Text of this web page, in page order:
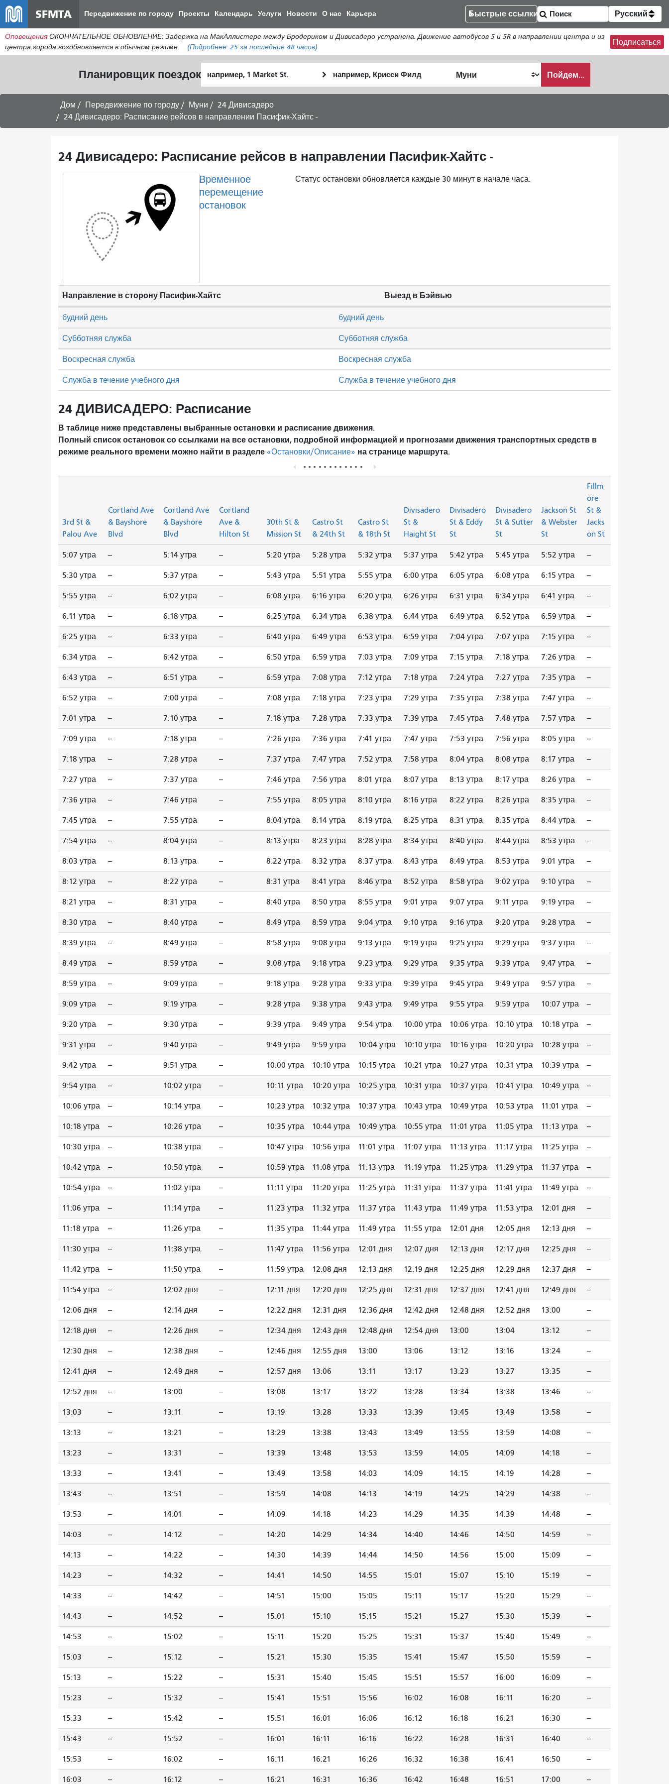
к
общему
содержанию
SFMTA Передвижение по городу Проекты Календарь Услуги Новости О нас Карьера Быстрые ссылки Русский
Оповещения ОКОНЧАТЕЛЬНОЕ ОБНОВЛЕНИЕ: Задержка на МакАллистере между Бродериком и Дивисадеро устранена. Движение автобусов 5 и 5R в направлении центра и из
центра города возобновляется в обычном режиме.
(Подробнее: 25 за последние 48 часов)
Подписаться
Планировщик поездок местоположение
окончания
я
Пойдем...
Дом Передвижение по городу Муни
24 Дивисадеро
24 Дивисадеро: Расписание рейсов в направлении Пасифик-Хайтс -
24 Дивисадеро: Расписание рейсов в направлении Пасифик-Хайтс -
Временное
перемещение
остановок
Статус остановки обновляется каждые 30 минут в начале часа.
Направление в сторону Пасифик-Хайтс Выезд в Бэйвью
Субботняя служба Субботняя служба
Воскресная служба Воскресная служба
будний день будний день
Служба в течение учебного дня Служба в течение учебного дня
24 ДИВИСАДЕРО: Расписание
В таблице ниже представлены выбранные остановки и расписание движения.
Полный список остановок со ссылками на все остановки, подробной информацией и прогнозами движения транспортных средств в
режиме реального времени можно найти в разделе «Остановки/Описание» на странице маршрута.
3rd St &
Palou Ave
Cortland Ave
& Bayshore
Blvd
Cortland Ave
& Bayshore
Blvd
Cortland
Ave &
Hilton St
30th St &
Mission St
Castro St
& 24th St
Castro St
& 18th St
Divisadero
St &
Haight St
Divisadero
St & Eddy
St
Divisadero
St & Sutter
St
Jackson St
& Webster
St
Fillm
ore
St &
Jacks
on St
5:07 утра -- 5:14 утра -- 5:20 утра 5:28 утра 5:32 утра 5:37 утра 5:42 утра 5:45 утра 5:52 утра --
5:30 утра -- 5:37 утра -- 5:43 утра 5:51 утра 5:55 утра 6:00 утра 6:05 утра 6:08 утра 6:15 утра --
5:55 утра -- 6:02 утра -- 6:08 утра 6:16 утра 6:20 утра 6:26 утра 6:31 утра 6:34 утра 6:41 утра --
6:11 утра -- 6:18 утра -- 6:25 утра 6:34 утра 6:38 утра 6:44 утра 6:49 утра 6:52 утра 6:59 утра --
6:25 утра -- 6:33 утра -- 6:40 утра 6:49 утра 6:53 утра 6:59 утра 7:04 утра 7:07 утра 7:15 утра --
6:34 утра -- 6:42 утра -- 6:50 утра 6:59 утра 7:03 утра 7:09 утра 7:15 утра 7:18 утра 7:26 утра --
6:43 утра -- 6:51 утра -- 6:59 утра 7:08 утра 7:12 утра 7:18 утра 7:24 утра 7:27 утра 7:35 утра --
6:52 утра -- 7:00 утра -- 7:08 утра 7:18 утра 7:23 утра 7:29 утра 7:35 утра 7:38 утра 7:47 утра --
7:01 утра -- 7:10 утра -- 7:18 утра 7:28 утра 7:33 утра 7:39 утра 7:45 утра 7:48 утра 7:57 утра --
7:09 утра -- 7:18 утра -- 7:26 утра 7:36 утра 7:41 утра 7:47 утра 7:53 утра 7:56 утра 8:05 утра --
7:18 утра -- 7:28 утра -- 7:37 утра 7:47 утра 7:52 утра 7:58 утра 8:04 утра 8:08 утра 8:17 утра --
7:27 утра -- 7:37 утра -- 7:46 утра 7:56 утра 8:01 утра 8:07 утра 8:13 утра 8:17 утра 8:26 утра --
7:36 утра -- 7:46 утра -- 7:55 утра 8:05 утра 8:10 утра 8:16 утра 8:22 утра 8:26 утра 8:35 утра --
7:45 утра -- 7:55 утра -- 8:04 утра 8:14 утра 8:19 утра 8:25 утра 8:31 утра 8:35 утра 8:44 утра --
7:54 утра -- 8:04 утра -- 8:13 утра 8:23 утра 8:28 утра 8:34 утра 8:40 утра 8:44 утра 8:53 утра --
8:03 утра -- 8:13 утра -- 8:22 утра 8:32 утра 8:37 утра 8:43 утра 8:49 утра 8:53 утра 9:01 утра --
8:12 утра -- 8:22 утра -- 8:31 утра 8:41 утра 8:46 утра 8:52 утра 8:58 утра 9:02 утра 9:10 утра --
8:21 утра -- 8:31 утра -- 8:40 утра 8:50 утра 8:55 утра 9:01 утра 9:07 утра 9:11 утра 9:19 утра --
8:30 утра -- 8:40 утра -- 8:49 утра 8:59 утра 9:04 утра 9:10 утра 9:16 утра 9:20 утра 9:28 утра --
8:39 утра -- 8:49 утра -- 8:58 утра 9:08 утра 9:13 утра 9:19 утра 9:25 утра 9:29 утра 9:37 утра --
8:49 утра -- 8:59 утра -- 9:08 утра 9:18 утра 9:23 утра 9:29 утра 9:35 утра 9:39 утра 9:47 утра --
8:59 утра -- 9:09 утра -- 9:18 утра 9:28 утра 9:33 утра 9:39 утра 9:45 утра 9:49 утра 9:57 утра --
9:09 утра -- 9:19 утра -- 9:28 утра 9:38 утра 9:43 утра 9:49 утра 9:55 утра 9:59 утра 10:07 утра --
9:20 утра -- 9:30 утра -- 9:39 утра 9:49 утра 9:54 утра 10:00 утра 10:06 утра 10:10 утра 10:18 утра --
9:31 утра -- 9:40 утра -- 9:49 утра 9:59 утра 10:04 утра 10:10 утра 10:16 утра 10:20 утра 10:28 утра --
9:42 утра -- 9:51 утра -- 10:00 утра 10:10 утра 10:15 утра 10:21 утра 10:27 утра 10:31 утра 10:39 утра --
9:54 утра -- 10:02 утра -- 10:11 утра 10:20 утра 10:25 утра 10:31 утра 10:37 утра 10:41 утра 10:49 утра --
10:06 утра -- 10:14 утра -- 10:23 утра 10:32 утра 10:37 утра 10:43 утра 10:49 утра 10:53 утра 11:01 утра --
10:18 утра -- 10:26 утра -- 10:35 утра 10:44 утра 10:49 утра 10:55 утра 11:01 утра 11:05 утра 11:13 утра --
10:30 утра -- 10:38 утра -- 10:47 утра 10:56 утра 11:01 утра 11:07 утра 11:13 утра 11:17 утра 11:25 утра --
10:42 утра -- 10:50 утра -- 10:59 утра 11:08 утра 11:13 утра 11:19 утра 11:25 утра 11:29 утра 11:37 утра --
10:54 утра -- 11:02 утра -- 11:11 утра 11:20 утра 11:25 утра 11:31 утра 11:37 утра 11:41 утра 11:49 утра --
11:06 утра -- 11:14 утра -- 11:23 утра 11:32 утра 11:37 утра 11:43 утра 11:49 утра 11:53 утра 12:01 дня --
11:18 утра -- 11:26 утра -- 11:35 утра 11:44 утра 11:49 утра 11:55 утра 12:01 дня 12:05 дня 12:13 дня --
11:30 утра -- 11:38 утра -- 11:47 утра 11:56 утра 12:01 дня 12:07 дня 12:13 дня 12:17 дня 12:25 дня --
11:42 утра -- 11:50 утра -- 11:59 утра 12:08 дня 12:13 дня 12:19 дня 12:25 дня 12:29 дня 12:37 дня --
11:54 утра -- 12:02 дня -- 12:11 дня 12:20 дня 12:25 дня 12:31 дня 12:37 дня 12:41 дня 12:49 дня --
12:06 дня -- 12:14 дня -- 12:22 дня 12:31 дня 12:36 дня 12:42 дня 12:48 дня 12:52 дня 13:00 --
12:18 дня -- 12:26 дня -- 12:34 дня 12:43 дня 12:48 дня 12:54 дня 13:00 13:04 13:12 --
12:30 дня -- 12:38 дня -- 12:46 дня 12:55 дня 13:00 13:06 13:12 13:16 13:24 --
12:41 дня -- 12:49 дня -- 12:57 дня 13:06 13:11 13:17 13:23 13:27 13:35 --
12:52 дня -- 13:00 -- 13:08 13:17 13:22 13:28 13:34 13:38 13:46 --
13:03 -- 13:11 -- 13:19 13:28 13:33 13:39 13:45 13:49 13:58 --
13:13 -- 13:21 -- 13:29 13:38 13:43 13:49 13:55 13:59 14:08 --
13:23 -- 13:31 -- 13:39 13:48 13:53 13:59 14:05 14:09 14:18 --
13:33 -- 13:41 -- 13:49 13:58 14:03 14:09 14:15 14:19 14:28 --
13:43 -- 13:51 -- 13:59 14:08 14:13 14:19 14:25 14:29 14:38 --
13:53 -- 14:01 -- 14:09 14:18 14:23 14:29 14:35 14:39 14:48 --
14:03 -- 14:12 -- 14:20 14:29 14:34 14:40 14:46 14:50 14:59 --
14:13 -- 14:22 -- 14:30 14:39 14:44 14:50 14:56 15:00 15:09 --
14:23 -- 14:32 -- 14:41 14:50 14:55 15:01 15:07 15:10 15:19 --
14:33 -- 14:42 -- 14:51 15:00 15:05 15:11 15:17 15:20 15:29 --
14:43 -- 14:52 -- 15:01 15:10 15:15 15:21 15:27 15:30 15:39 --
14:53 -- 15:02 -- 15:11 15:20 15:25 15:31 15:37 15:40 15:49 --
15:03 -- 15:12 -- 15:21 15:30 15:35 15:41 15:47 15:50 15:59 --
15:13 -- 15:22 -- 15:31 15:40 15:45 15:51 15:57 16:00 16:09 --
15:23 -- 15:32 -- 15:41 15:51 15:56 16:02 16:08 16:11 16:20 --
15:33 -- 15:42 -- 15:51 16:01 16:06 16:12 16:18 16:21 16:30 --
15:43 -- 15:52 -- 16:01 16:11 16:16 16:22 16:28 16:31 16:40 --
15:53 -- 16:02 -- 16:11 16:21 16:26 16:32 16:38 16:41 16:50 --
16:03 -- 16:12 -- 16:21 16:31 16:36 16:42 16:48 16:51 17:00 --